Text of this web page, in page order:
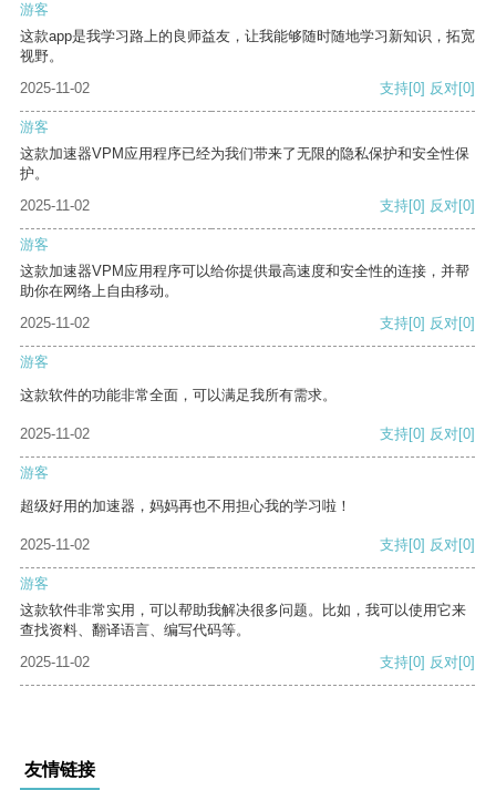
游客
这款app是我学习路上的良师益友，让我能够随时随地学习新知识，拓宽
视野。
2025-11-02
支持[0] 反对[0]
游客
这款加速器VPM应用程序已经为我们带来了无限的隐私保护和安全性保
护。
2025-11-02
支持[0] 反对[0]
游客
这款加速器VPM应用程序可以给你提供最高速度和安全性的连接，并帮
助你在网络上自由移动。
2025-11-02
支持[0] 反对[0]
游客
这款软件的功能非常全面，可以满足我所有需求。
2025-11-02 支持[0] 反对[0]
游客
超级好用的加速器，妈妈再也不用担心我的学习啦！
2025-11-02 支持[0] 反对[0]
游客
这款软件非常实用，可以帮助我解决很多问题。比如，我可以使用它来
查找资料、翻译语言、编写代码等。
2025-11-02
支持[0] 反对[0]
友情链接